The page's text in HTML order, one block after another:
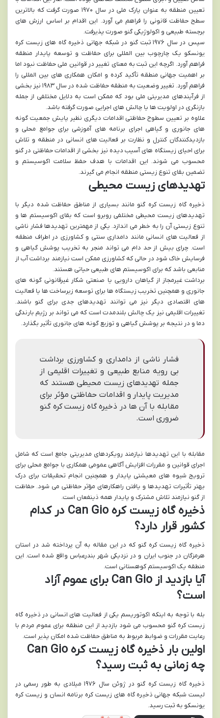
تعیین منطقه به عنوان پارک ملی در سال ۱۹۷۰ صورت گرفت که بالاترین
سطح حفاظت قانونی را فراهم می آورد. این اقدام بر اساس ارزش های
برجسته طبیعی و اکولوژیکی گنو صورت پذیرفت.
سپس در سال ۱۹۷۶ ثبت گنو در شبکه جهانی ذخیره گاه های زیست کره
یونسکو یک چارچوب بین المللی برای حفاظت و توسعه پایدار منطقه
فراهم آورد. اگرچه این ثبت به معنای تغییر در قوانین ملی حفاظت نبود اما
بر اهمیت جهانی منطقه تأکید کرده و امکان همکاری های بین المللی را
فراهم آورد. تغییر وضعیت به منطقه حفاظت شده در سال ۱۹۸۳ نیز بخشی
از فرآیندهای مدیریتی ملی بود که ممکن است به دلایل مختلفی از جمله
بازنگری در اولویت ها یا چالش های اجرایی صورت گرفته باشد.
علاوه بر تعیین سطوح حفاظتی اقدامات دیگری نظیر پایش جمعیت گونه
های جانوری و گیاهی اجرای برنامه های آموزشی برای جوامع محلی و
بازدیدکنندگان کنترل و نظارت بر فعالیت های انسانی در منطقه و تلاش
برای احیای زیستگاه های آسیب دیده نیز بخشی از اقدامات حفاظتی در گنو
محسوب می شوند. این اقدامات با هدف حفظ سلامت اکوسیستم و
تضمین بقای تنوع زیستی منطقه انجام می گیرند.
تهدیدهای زیست محیطی
ذخیره گاه زیست کره گنو مانند بسیاری از مناطق حفاظت شده دیگر با
تهدیدهای زیست محیطی مختلفی روبرو است که بقای اکوسیستم ها و
تنوع زیستی آن را به خطر می اندازد. یکی از مهمترین تهدیدها فشار ناشی
از فعالیت های انسانی مانند دامداری سنتی و کشاورزی در اطراف منطقه
است. چرای بیش از حد دام می تواند منجر به تخریب پوشش گیاهی و
فرسایش خاک شود در حالی که کشاورزی ممکن است نیازمند برداشت آب از
منابعی باشد که برای اکوسیستم های طبیعی حیاتی هستند.
برداشت غیرمجاز از گیاهان دارویی یا صنعتی شکار غیرقانونی گونه های
جانوری و همچنین تخریب زیستگاه ها برای توسعه زیرساخت ها یا فعالیت
های اقتصادی دیگر نیز می توانند تهدیدهای جدی برای گنو باشند.
تغییرات اقلیمی نیز یک چالش بلندمدت است که می تواند بر رژیم بارندگی
دما و در نتیجه بر پوشش گیاهی و توزیع گونه های جانوری تأثیر بگذارد.
فشار ناشی از دامداری و کشاورزی برداشت
بی رویه منابع طبیعی و تغییرات اقلیمی از
جمله تهدیدهای زیست محیطی هستند که
مدیریت پایدار و اقدامات حفاظتی مؤثر برای
مقابله با آن ها در ذخیره گاه زیست کره گنو
ضروری است.
مقابله با این تهدیدها نیازمند رویکردهای مدیریتی جامع است که شامل
اجرای قوانین و مقررات افزایش آگاهی عمومی همکاری با جوامع محلی برای
ترویج شیوه های معیشتی پایدار و همچنین انجام تحقیقات برای درک
بهتر تأثیرات تهدیدها و یافتن راهکارهای مؤثر حفاظتی می شود. حفاظت
از گنو نیازمند تلاش مشترک و پایدار همه ذینفعان است.
ذخیره گاه زیست کره Can Gio در کدام
کشور قرار دارد؟
ذخیره گاه زیست کره گنو که در این مقاله به آن پرداخته شد در استان
هرمزگان در جنوب ایران و در نزدیکی شهر بندرعباس واقع شده است. این
منطقه یک اکوسیستم کوهستانی است.
آیا بازدید از Can Gio برای عموم آزاد
است؟
بله با توجه به اینکه اکوتوریسم یکی از فعالیت های انسانی در ذخیره گاه
زیست کره گنو محسوب می شود بازدید از این منطقه برای عموم مردم با
رعایت مقررات و ضوابط مربوط به مناطق حفاظت شده امکان پذیر است.
اولین بار ذخیره گاه زیست کره Can Gio
چه زمانی به ثبت رسید؟
ذخیره گاه زیست کره گنو در ژوئن سال ۱۹۷۶ میلادی به طور رسمی در
لیست شبکه جهانی ذخیره گاه های زیست کره برنامه انسان و زیست کره
یونسکو به ثبت رسید.